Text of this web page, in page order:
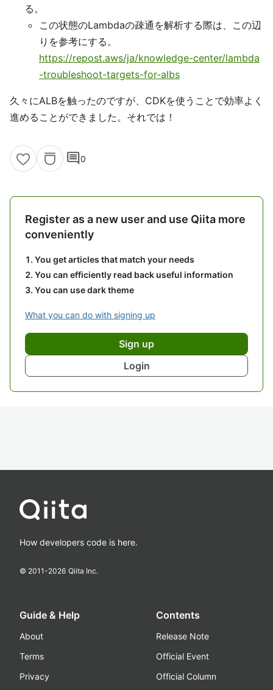
る。
この状態のLambdaの疎通を解析する際は、この辺
りを参考にする。
https://repost.aws/ja/knowledge-center/lambda
-troubleshoot-targets-for-albs
久々にALBを触ったのですが、CDKを使うことで効率よく
進めることができました。それでは！
comment0
Register as a new user and use Qiita more
conveniently
You get articles that match your needs
You can efficiently read back useful information
You can use dark theme
What you can do with signing up
Sign up
Login
How developers code is here.
© 2011-2026 Qiita Inc.
Guide & Help
About
Terms
Privacy
Contents
Release Note
Official Event
Official Column